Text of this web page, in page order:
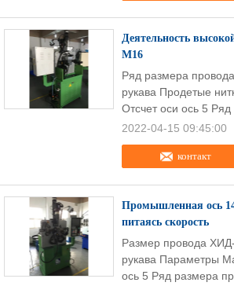
Деятельность
М16
контакт
Ряд размера
рукава Продетые
Отсчет оси ось 5
2022-04-15 09:45:00
Промышленная ось
питаясь скорость
Размер провода
рукава Параметры
ось 5 Ряд размера